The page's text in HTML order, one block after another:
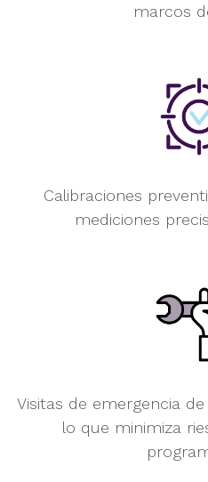
marcos
Calibraciones
mediciones
Visitas de emergencia de
lo que minimiza